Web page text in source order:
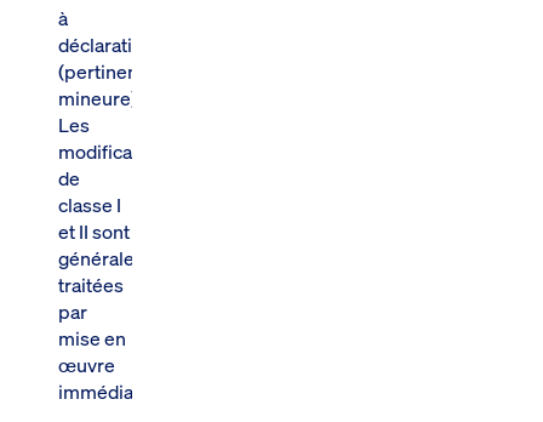
à
déclaration
(pertinence
mineure).
Les
modifications
de
classe I
et II sont
généralement
traitées
par
mise en
œuvre
immédiate.